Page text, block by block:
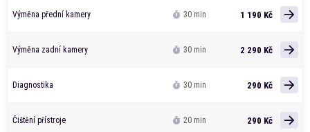
Výměna přední kamery 30 min 1 190 Kč
Výměna zadní kamery 30 min 2 290 Kč
Diagnostika 30 min 290 Kč
Čištění přístroje 20 min 290 Kč